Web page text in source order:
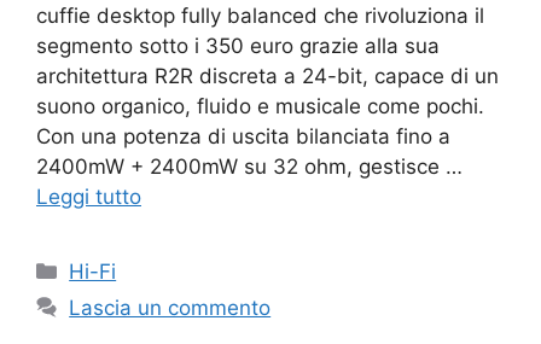
cuffie desktop fully balanced che rivoluziona il
segmento sotto i 350 euro grazie alla sua
architettura R2R discreta a 24-bit, capace di un
suono organico, fluido e musicale come pochi.
Con una potenza di uscita bilanciata fino a
2400mW + 2400mW su 32 ohm, gestisce …
Leggi tutto
Categorie
Hi-Fi
Lascia un commento